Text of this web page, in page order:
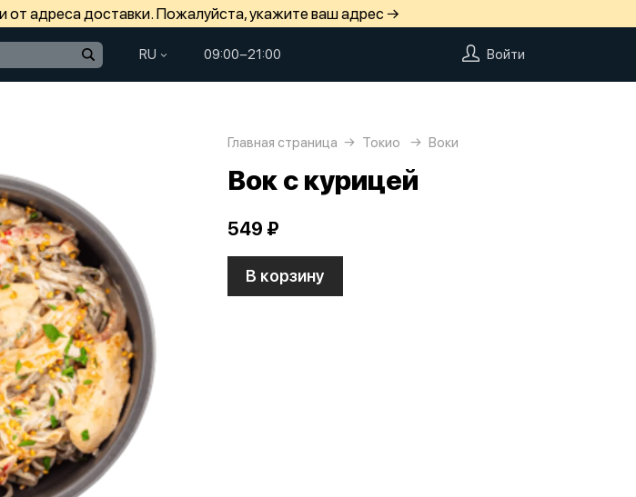
от адреса доставки. Пожалуйста, укажите ваш адрес →
RU 09:00−21:00 Войти
Главная страница Токио Воки
Вок с курицей
549 ₽
В корзину